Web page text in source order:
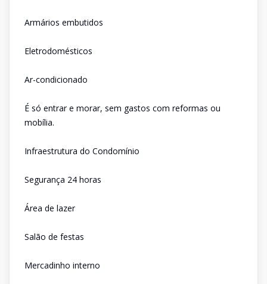
Armários embutidos
Eletrodomésticos
Ar-condicionado
É só entrar e morar, sem gastos com reformas ou
mobília.
Infraestrutura do Condomínio
Segurança 24 horas
Área de lazer
Salão de festas
Mercadinho interno